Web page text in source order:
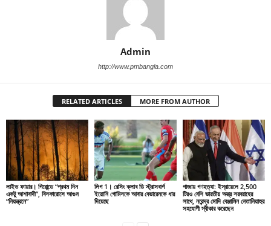
Admin
http://www.pmbangla.com
RELATED ARTICLES MORE FROM AUTHOR
লাইভ ফায়ার। গিরোন্ডে “প্রথম দিন
একটু আশাবাদী”, বিসকারোসে আগুন
“নিয়ন্ত্রনে”
লিগ 1। রেসিং ক্লাব ডি স্ট্রাসবার্গ
ইয়োনি গোমিসকে আবার বেভারেনকে ধার
দিয়েছে
গাজায় গণহত্যা: ইস্রায়েলে 2,500
টিরও বেশি ভারতীয় অস্ত্র সরবরাহের
সাথে, নরেন্দ্র মোদি বেঞ্জামিন নেতানিয়াহুর
সহযোগী স্বীকার করেছেন